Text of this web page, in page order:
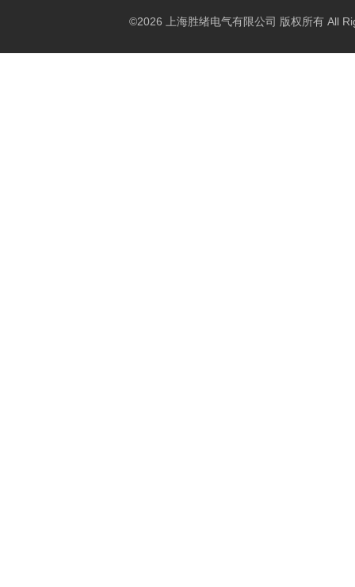
©2026 上海胜绪电气有限公司 版权所有 All